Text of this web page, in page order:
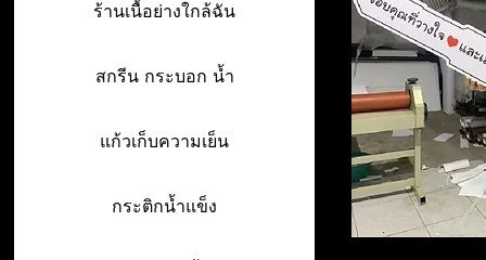
ร้านเนื้อย่างใกล้ฉัน
สกรีน กระบอก น้ำ
แก้วเก็บความเย็น
กระติกน้ำแข็ง